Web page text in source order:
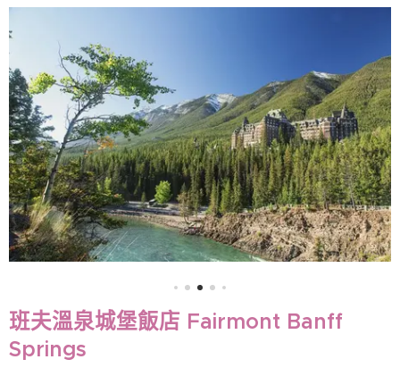
班夫溫泉城堡飯店 Fairmont Banff
Springs